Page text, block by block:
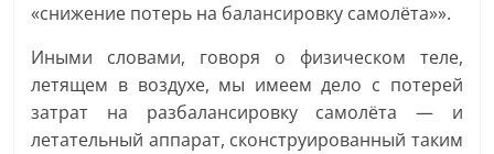
«снижение потерь на балансировку самолёта»».
Иными словами, говоря о физическом теле,
летящем в воздухе, мы имеем дело с потерей
затрат на разбалансировку самолёта — и
летательный аппарат, сконструированный таким